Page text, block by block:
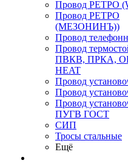
Провод РЕТРО
Провод РЕТРО
(МЕЗОНИНЪ))
Провод
Провод
ПВКВ, ПРКА,
HEAT
Провод
Провод
Провод
ПУГВ ГОСТ
СИП
Тросы стальные
Ещё